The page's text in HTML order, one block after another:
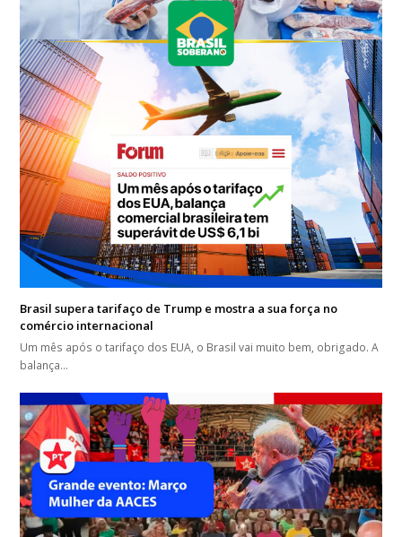
Brasil supera tarifaço de Trump e mostra a sua força no
comércio internacional
Um mês após o tarifaço dos EUA, o Brasil vai muito bem, obrigado. A
balança…